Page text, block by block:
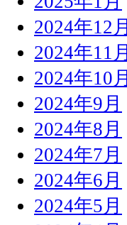
2024年12月
2024年11月
2024年10月
2024年9月
2024年8月
2024年7月
2024年6月
2024年5月